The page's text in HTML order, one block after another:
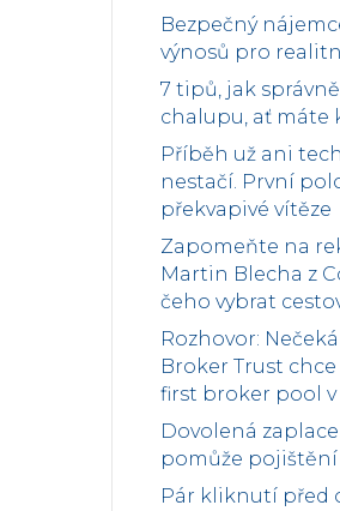
Bezpečný
výnosů pro
7 tipů, jak
chalupu, ať máte
Příběh už ani
nestačí. První
překvapivé vítěze
Zapomeňte na
Martin Blecha z
čeho vybrat
Rozhovor:
Broker Trust
first broker pool v
Dovolená
pomůže pojištění
Pár kliknutí před